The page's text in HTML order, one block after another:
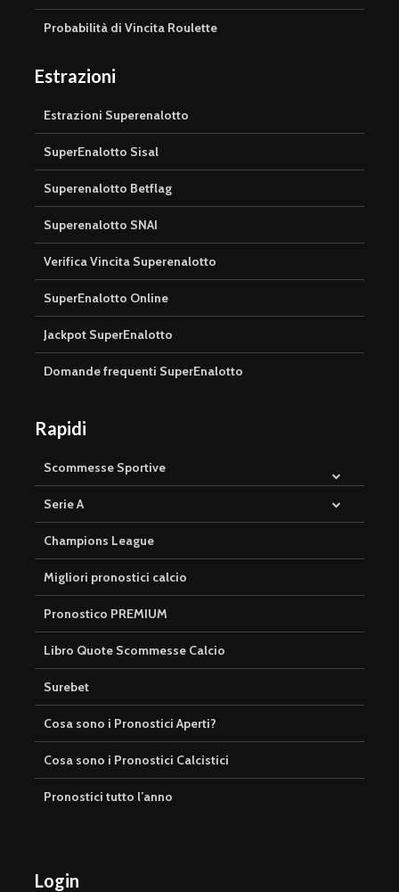
Probabilità di Vincita Roulette
Estrazioni
Estrazioni Superenalotto
SuperEnalotto Sisal
Superenalotto Betflag
Superenalotto SNAI
Verifica Vincita Superenalotto
SuperEnalotto Online
Jackpot SuperEnalotto
Domande frequenti SuperEnalotto
Rapidi
Scommesse Sportive
Serie A
Champions League
Migliori pronostici calcio
Pronostico PREMIUM
Libro Quote Scommesse Calcio
Surebet
Cosa sono i Pronostici Aperti?
Cosa sono i Pronostici Calcistici
Pronostici tutto l’anno
Login